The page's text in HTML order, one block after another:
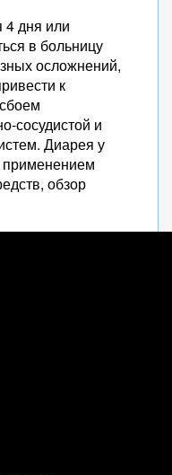
4 дня или
в больницу
осложнений,
к
сосудистой и
Диарея у
применением
обзор